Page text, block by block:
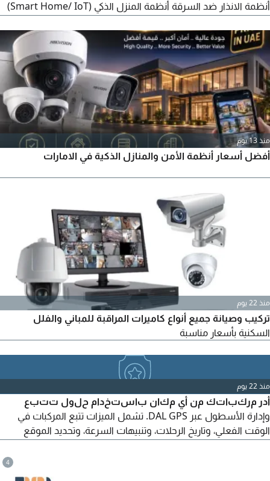
أنظمة الانذار ضد السرقة أنظمة المنزل الذكي (Smart Home/ IoT)
وصيانة بوابات المواقف (Gate Barrier) اعداد الشبكات ل NVR /
DVR تطوير الأنظمة وحلول الأعطال
منذ 13 يوم
أفضل أسعار أنظمة الأمن والمنازل الذكية في الامارات
منذ 22 يوم
تركيب وصيانة جميع أنواع كاميرات المراقبة للمباني والفلل
السكنية بأسعار مناسبة
منذ 22 يوم
أدر مركباتك من أي مكان باستخدام حلول تتبع
وإدارة الأسطول عبر DAL GPS. تشمل الميزات تتبع المركبات في
الوقت الفعلي، وتاريخ الرحلات، وتنبيهات السرعة، وتحديد الموقع
والتحكم عن بعد في المحرك حيثما كان ذلك مناسبا. مناسب لمكاتب
تأجير السيارات، وشركات التوصيل، ومزودي الخدمات اللوجستية،
4